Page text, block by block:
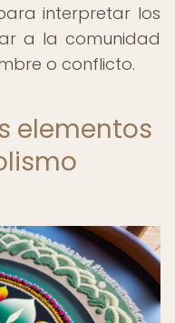
interpretar los
a la comunidad
o conflicto.
elementos